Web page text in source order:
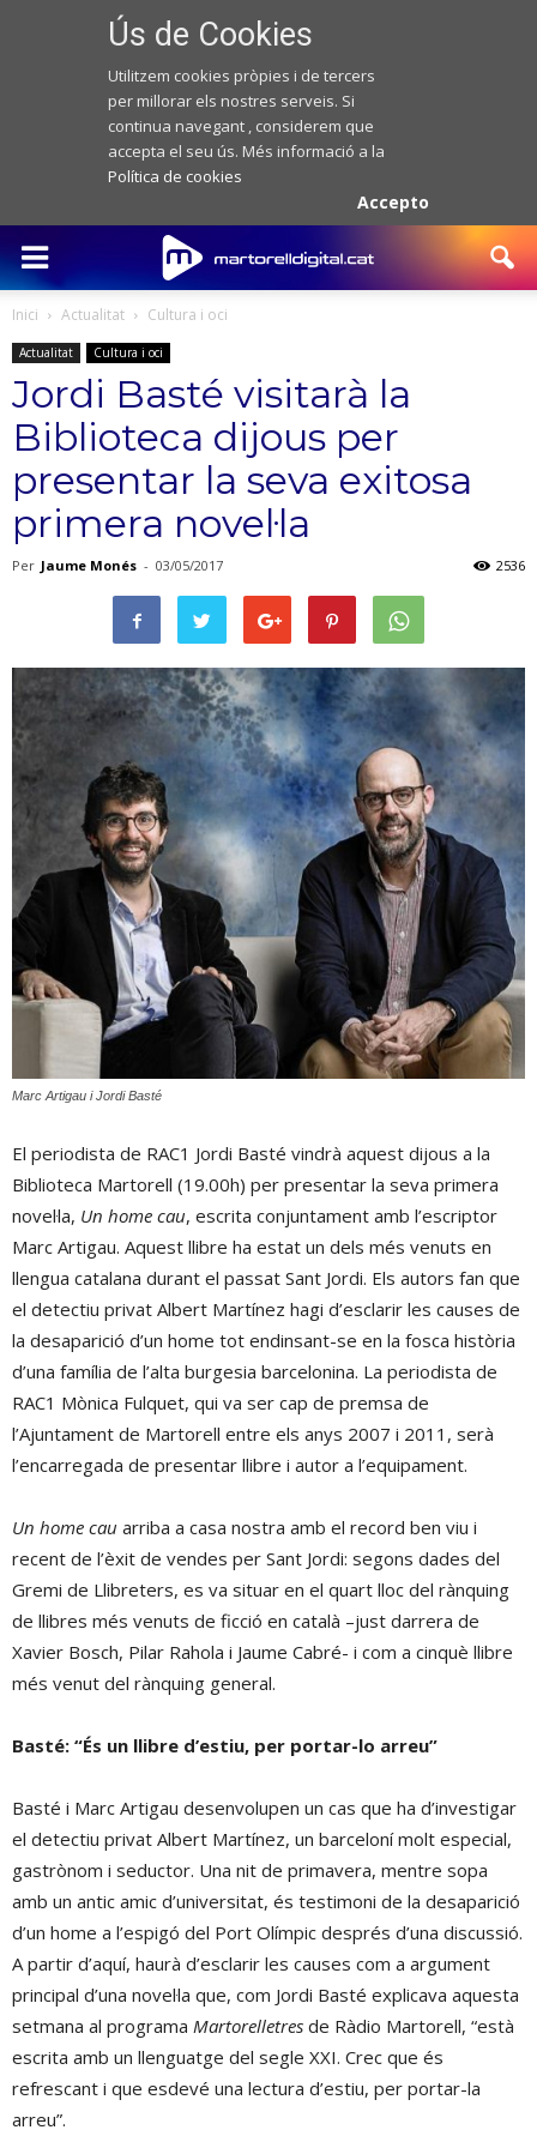
Ús de Cookies
Utilitzem cookies pròpies i de tercers
per millorar els nostres serveis. Si
continua navegant , considerem que
accepta el seu ús. Més informació a la
Política de cookies
Accepto
Inici Actualitat Cultura i oci
Actualitat Cultura i oci
Jordi Basté visitarà la
Biblioteca dijous per
presentar la seva exitosa
primera novel·la
Per Jaume Monés - 03/05/2017 2536
Marc Artigau i Jordi Basté
El periodista de RAC1 Jordi Basté vindrà aquest dijous a la
Biblioteca Martorell (19.00h) per presentar la seva primera
novel·la, Un home cau, escrita conjuntament amb l’escriptor
Marc Artigau. Aquest llibre ha estat un dels més venuts en
llengua catalana durant el passat Sant Jordi. Els autors fan que
el detectiu privat Albert Martínez hagi d’esclarir les causes de
la desaparició d’un home tot endinsant-se en la fosca història
d’una família de l’alta burgesia barcelonina. La periodista de
RAC1 Mònica Fulquet, qui va ser cap de premsa de
l’Ajuntament de Martorell entre els anys 2007 i 2011, serà
l’encarregada de presentar llibre i autor a l’equipament.
Un home cau arriba a casa nostra amb el record ben viu i
recent de l’èxit de vendes per Sant Jordi: segons dades del
Gremi de Llibreters, es va situar en el quart lloc del rànquing
de llibres més venuts de ficció en català –just darrera de
Xavier Bosch, Pilar Rahola i Jaume Cabré- i com a cinquè llibre
més venut del rànquing general.
Basté: “És un llibre d’estiu, per portar-lo arreu”
Basté i Marc Artigau desenvolupen un cas que ha d’investigar
el detectiu privat Albert Martínez, un barceloní molt especial,
gastrònom i seductor. Una nit de primavera, mentre sopa
amb un antic amic d’universitat, és testimoni de la desaparició
d’un home a l’espigó del Port Olímpic després d’una discussió.
A partir d’aquí, haurà d’esclarir les causes com a argument
principal d’una novel·la que, com Jordi Basté explicava aquesta
setmana al programa Martorelletres de Ràdio Martorell, “està
escrita amb un llenguatge del segle XXI. Crec que és
refrescant i que esdevé una lectura d’estiu, per portar-la
arreu”.